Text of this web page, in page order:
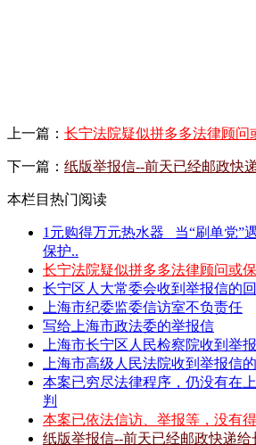
上一篇： 长宁法院疑似拼多多法律顾问
下一篇： 纸版举报信--前天已经邮政快
本栏目热门阅读
1元购得万元热水器 _当“刷单党”
保护..
长宁法院疑似拼多多法律顾问或
长宁区人大常委会收到举报信的
上海市纪委监委信访室不负责任
写给上海市政法委的举报信
上海市长宁区人民检察院收到举
上海市高级人民法院收到举报信
本案已穷尽法律程序，仍没有在
判
本案已依法信访、举报等，没有
纸版举报信--前天已经邮政快递给